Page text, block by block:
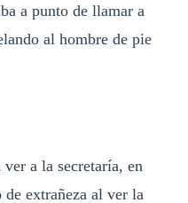
a punto de llamar a
al hombre de pie
a la secretaría, en
de extrañeza al ver la